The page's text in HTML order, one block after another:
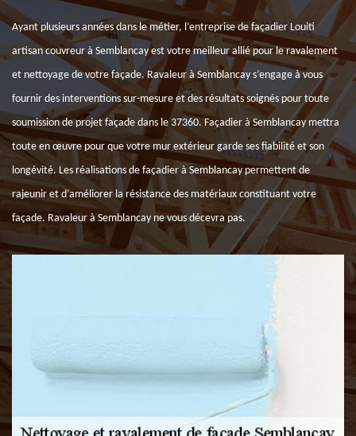
Ayant plusieurs années dans le métier, l’entreprise de façadier Louiti
artisan couvreur à Semblancay est votre meilleur allié pour le ravalement
et nettoyage de votre façade. Ravaleur à Semblancay s’engage à vous
fournir des interventions sur-mesure et des résultats soignés pour toute
soumission de projet façade dans le 37360. Façadier à Semblancay mettra
toute en œuvre pour que votre mur extérieur garde ses fiabilité et son
longévité. Les réalisations de façadier à Semblancay permettent de
rajeunir et d’améliorer la résistance des matériaux constituant votre
façade. Ravaleur à Semblancay ne vous décevra pas.